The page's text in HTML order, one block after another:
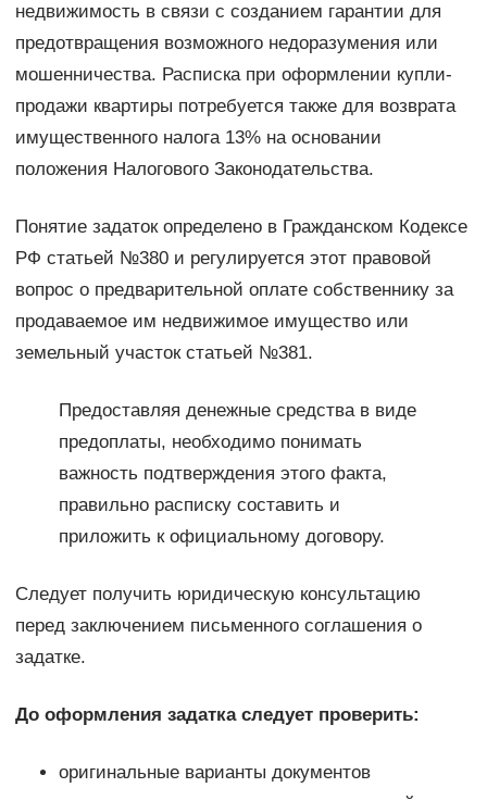
недвижимость в связи с созданием гарантии для
предотвращения возможного недоразумения или
мошенничества. Расписка при оформлении купли-
продажи квартиры потребуется также для возврата
имущественного налога 13% на основании
положения Налогового Законодательства.
Понятие задаток определено в Гражданском Кодексе
РФ статьей №380 и регулируется этот правовой
вопрос о предварительной оплате собственнику за
продаваемое им недвижимое имущество или
земельный участок статьей №381.
Предоставляя денежные средства в виде
предоплаты, необходимо понимать
важность подтверждения этого факта,
правильно расписку составить и
приложить к официальному договору.
Следует получить юридическую консультацию
перед заключением письменного соглашения о
задатке.
До оформления задатка следует проверить:
оригинальные варианты документов